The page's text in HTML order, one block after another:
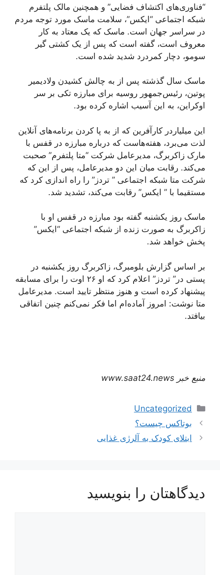
“فناوری‌های اکتشاف فضایی” و همچنین مالک پلتفرم
شبکه اجتماعی “ایکس”، سلامت ماسک مورد توجه مردم
در سراسر جهان است. ماسک که یک معتاد به کار
معروف است، گفته است که پس از یک کشتی گیر
سومو، دچار کمردرد شدید شده است.
ماسک سال گذشته پس از به چالش کشیدن ولادیمیر
پوتین، رئیس‌جمهور روسیه برای مبارزه تکی بر سر
اوکراین، به این آسیب اشاره کرده بود.
این میلیاردر کارآفرین که از به پا کردن برنامه‌های آنلاین
لذت می‌برد، هفته‌هاست که درباره مبارزه در قفس با
مارک زاکربرگ، مدیرعامل شرکت “متا پلتفرم” صحبت
می‌کند. رقابت میان این دو مدیرعامل، پس از این که
شرکت متا شبکه اجتماعی ” تردز” را راه اندازی کرد که
مستقیما با ” ایکس” رقابت می‌کند، تشدید شد.
ماسک روز یکشنبه گفته بود مبارزه در قفس او با
زاکربرگ به صورت زنده از شبکه اجتماعی “ایکس”
پخش خواهد شد.
بر اساس گزارش بلومبرگ، زاکربرگ روز یکشنبه در
پستی در” تردز” اعلام کرد که او ۲۶ اوت را برای مسابقه
پیشنهاد کرده است و هنوز منتظر تایید است. مدیرعامل
متا نوشت: امروز آماده‌ام اما فکر نمی‌کنم چنین اتفاقی
بیافتد.
منبع خبر www.saat24.news
دسته‌ها
Uncategorized
ناوبری
نوشته‌ها
بوتاکس چیست؟
ابتلای کودک به آلرژی غذایی
دیدگاهتان را بنویسید